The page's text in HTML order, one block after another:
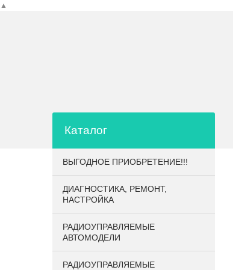
▲
Каталог
ВЫГОДНОЕ ПРИОБРЕТЕНИЕ!!!
ДИАГНОСТИКА, РЕМОНТ,
НАСТРОЙКА
РАДИОУПРАВЛЯЕМЫЕ
АВТОМОДЕЛИ
РАДИОУПРАВЛЯЕМЫЕ